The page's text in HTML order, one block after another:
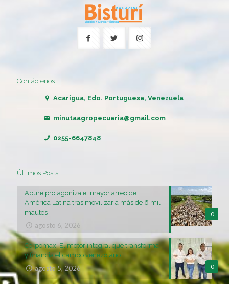
Contáctenos
Acarigua, Edo. Portuguesa, Venezuela
minutaagropecuaria@gmail.com
0255-6647848
Últimos Posts
0
Apure protagoniza el mayor arreo de
América Latina tras movilizar a más de 6 mil
mautes
agosto 6, 2026
0
Corpomax: El motor integral que transforma
y financia el campo venezolano
agosto 5, 2026